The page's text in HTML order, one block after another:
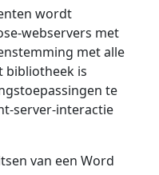
wordt
webservers met
met alle
bibliotheek is
te
server-interactie
van een Word